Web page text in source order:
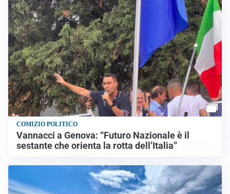
COMIZIO POLITICO
Vannacci a Genova: “Futuro Nazionale è il
sestante che orienta la rotta dell’Italia”